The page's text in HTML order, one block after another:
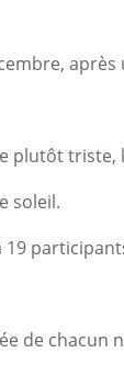
plutôt triste,
soleil.
de chacun